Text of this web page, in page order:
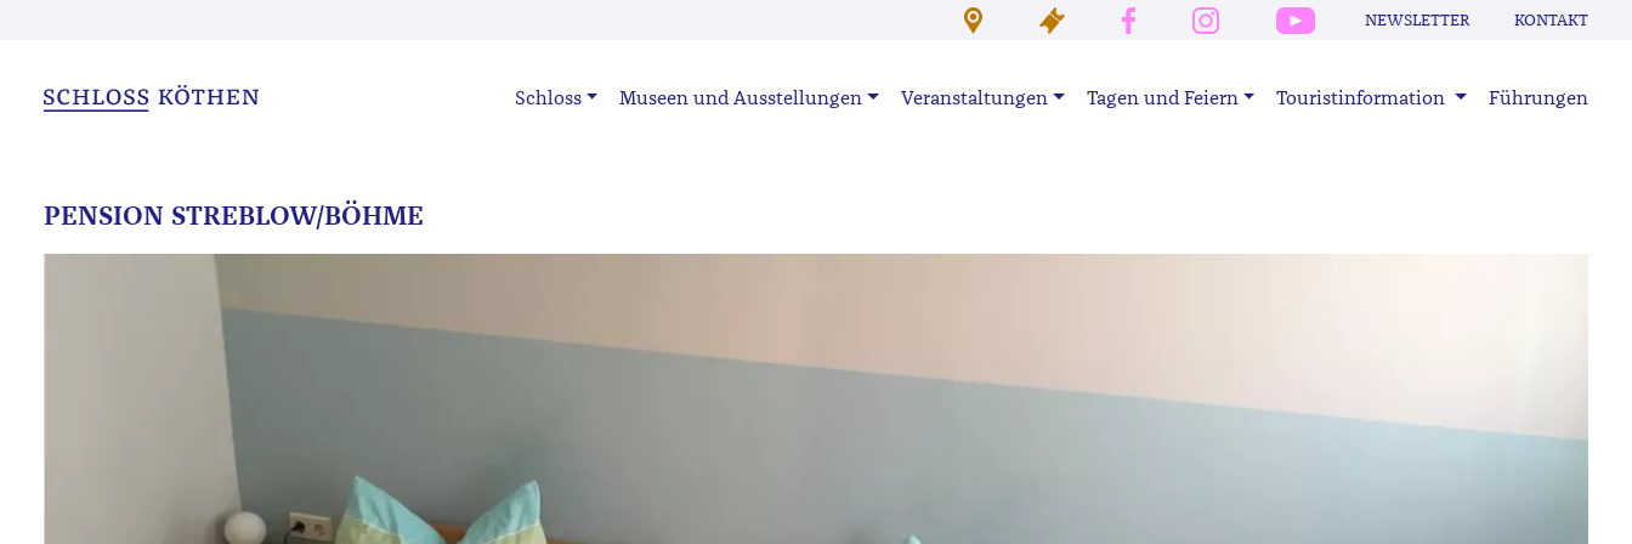
NEWSLETTER KONTAKT
Schloss Museen und Ausstellungen Veranstaltungen Tagen und Feiern Touristinformation Führungen
PENSION STREBLOW/BÖHME